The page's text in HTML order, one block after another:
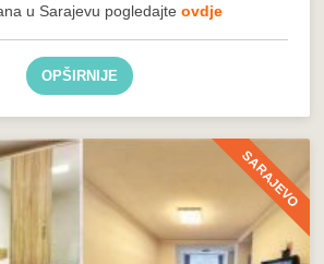
u Sarajevu pogledajteovdje
OPŠIRNIJE
SARAJEVO